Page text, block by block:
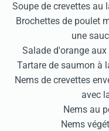
Soupe de crevettes au
Brochettes de poulet
une
Salade d'orange
Tartare de saumon à
Nems de crevettes
avec
Nems au
Nems